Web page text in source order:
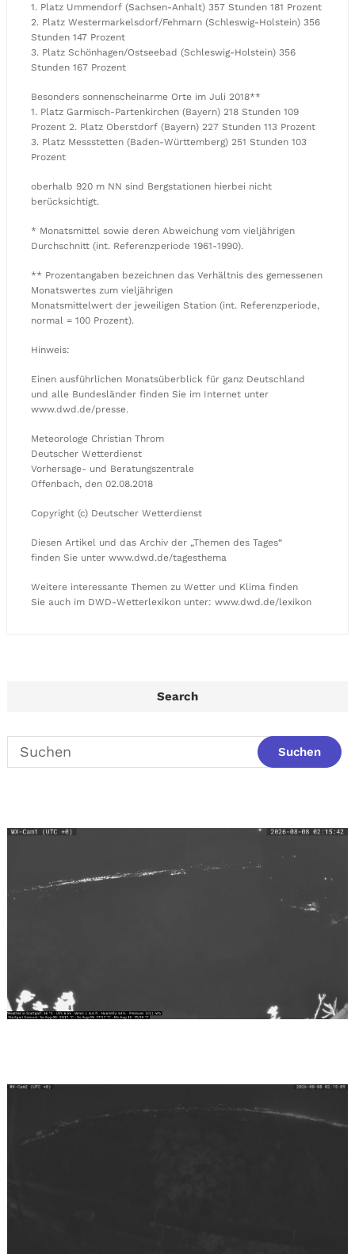
1. Platz Ummendorf (Sachsen-Anhalt) 357 Stunden 181 Prozent
2. Platz Westermarkelsdorf/Fehmarn (Schleswig-Holstein) 356
Stunden 147 Prozent
3. Platz Schönhagen/Ostseebad (Schleswig-Holstein) 356
Stunden 167 Prozent
Besonders sonnenscheinarme Orte im Juli 2018**
1. Platz Garmisch-Partenkirchen (Bayern) 218 Stunden 109
Prozent 2. Platz Oberstdorf (Bayern) 227 Stunden 113 Prozent
3. Platz Messstetten (Baden-Württemberg) 251 Stunden 103
Prozent
oberhalb 920 m NN sind Bergstationen hierbei nicht
berücksichtigt.
* Monatsmittel sowie deren Abweichung vom vieljährigen
Durchschnitt (int. Referenzperiode 1961-1990).
** Prozentangaben bezeichnen das Verhältnis des gemessenen
Monatswertes zum vieljährigen
Monatsmittelwert der jeweiligen Station (int. Referenzperiode,
normal = 100 Prozent).
Hinweis:
Einen ausführlichen Monatsüberblick für ganz Deutschland
und alle Bundesländer finden Sie im Internet unter
www.dwd.de/presse.
Meteorologe Christian Throm
Deutscher Wetterdienst
Vorhersage- und Beratungszentrale
Offenbach, den 02.08.2018
Copyright (c) Deutscher Wetterdienst
Diesen Artikel und das Archiv der „Themen des Tages“
finden Sie unter www.dwd.de/tagesthema
Weitere interessante Themen zu Wetter und Klima finden
Sie auch im DWD-Wetterlexikon unter: www.dwd.de/lexikon
Search